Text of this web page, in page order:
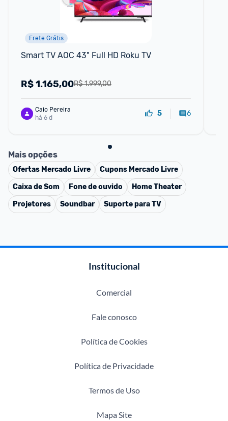
Frete Grátis
Smart TV AOC 43" Full HD Roku TV
R$ 1.999,00
R$1.165,00
Caio Pereira
há 6 d
5 6
Mais opções
Ofertas Mercado Livre Cupons Mercado Livre
Caixa de Som
Fone de ouvido
Home Theater
Projetores
Soundbar Suporte para TV
Institucional
Comercial
Fale conosco
Política de Cookies
Política de Privacidade
Termos de Uso
Mapa Site